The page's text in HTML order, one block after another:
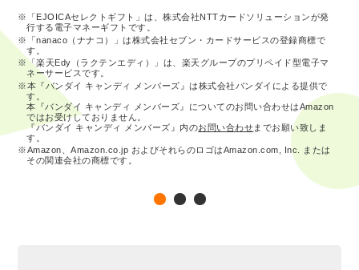
※「EJOICAセレクトギフト」は、株式会社NTTカードソリューションが発
行する電子マネーギフトです。
※「nanaco（ナナコ）」は株式会社セブン・カードサービスの登録商標で
す。
※「楽天Edy（ラクテンエディ）」は、楽天グループのプリペイド型電子マ
ネーサービスです。
※本『バンダイ キャンディ メンバーズ』は株式会社バンダイによる提供で
す。
本『バンダイ キャンディ メンバーズ』についてのお問い合わせはAmazon
ではお受けしておりません。
『バンダイ キャンディ メンバーズ』内のお問い合わせまでお願い致しま
す。
※Amazon、Amazon.co.jp およびそれらのロゴはAmazon.com, Inc. または
その関連会社の商標です。